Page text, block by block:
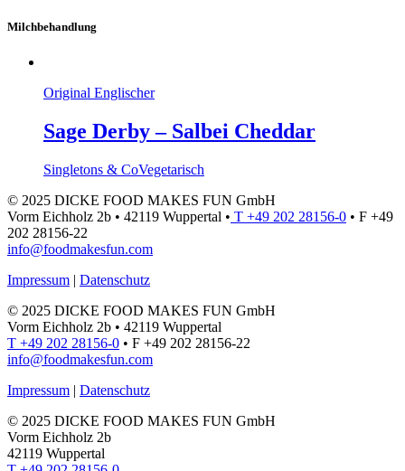
Milchbehandlung
Original Englischer
Sage Derby – Salbei Cheddar
Singletons & CoVegetarisch
© 2025 DICKE FOOD MAKES FUN GmbH
Vorm Eichholz 2b • 42119 Wuppertal • T +49 202 28156-0 • F +49
202 28156-22
info@foodmakesfun.com
Impressum | Datenschutz
© 2025 DICKE FOOD MAKES FUN GmbH
Vorm Eichholz 2b • 42119 Wuppertal
T +49 202 28156-0 • F +49 202 28156-22
info@foodmakesfun.com
Impressum | Datenschutz
© 2025 DICKE FOOD MAKES FUN GmbH
Vorm Eichholz 2b
42119 Wuppertal